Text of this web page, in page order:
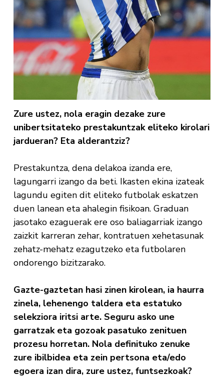
Zure ustez, nola eragin dezake zure
unibertsitateko prestakuntzak eliteko kirolari
jardueran? Eta alderantziz?
Prestakuntza, dena delakoa izanda ere,
lagungarri izango da beti. Ikasten ekina izateak
lagundu egiten dit eliteko futbolak eskatzen
duen lanean eta ahalegin fisikoan. Graduan
jasotako ezaguerak ere oso baliagarriak izango
zaizkit karreran zehar, kontratuen xehetasunak
zehatz-mehatz ezagutzeko eta futbolaren
ondorengo bizitzarako.
Gazte-gaztetan hasi zinen kirolean, ia haurra
zinela, lehenengo taldera eta estatuko
selekziora iritsi arte. Seguru asko une
garratzak eta gozoak pasatuko zenituen
prozesu horretan. Nola definituko zenuke
zure ibilbidea eta zein pertsona eta/edo
egoera izan dira, zure ustez, funtsezkoak?